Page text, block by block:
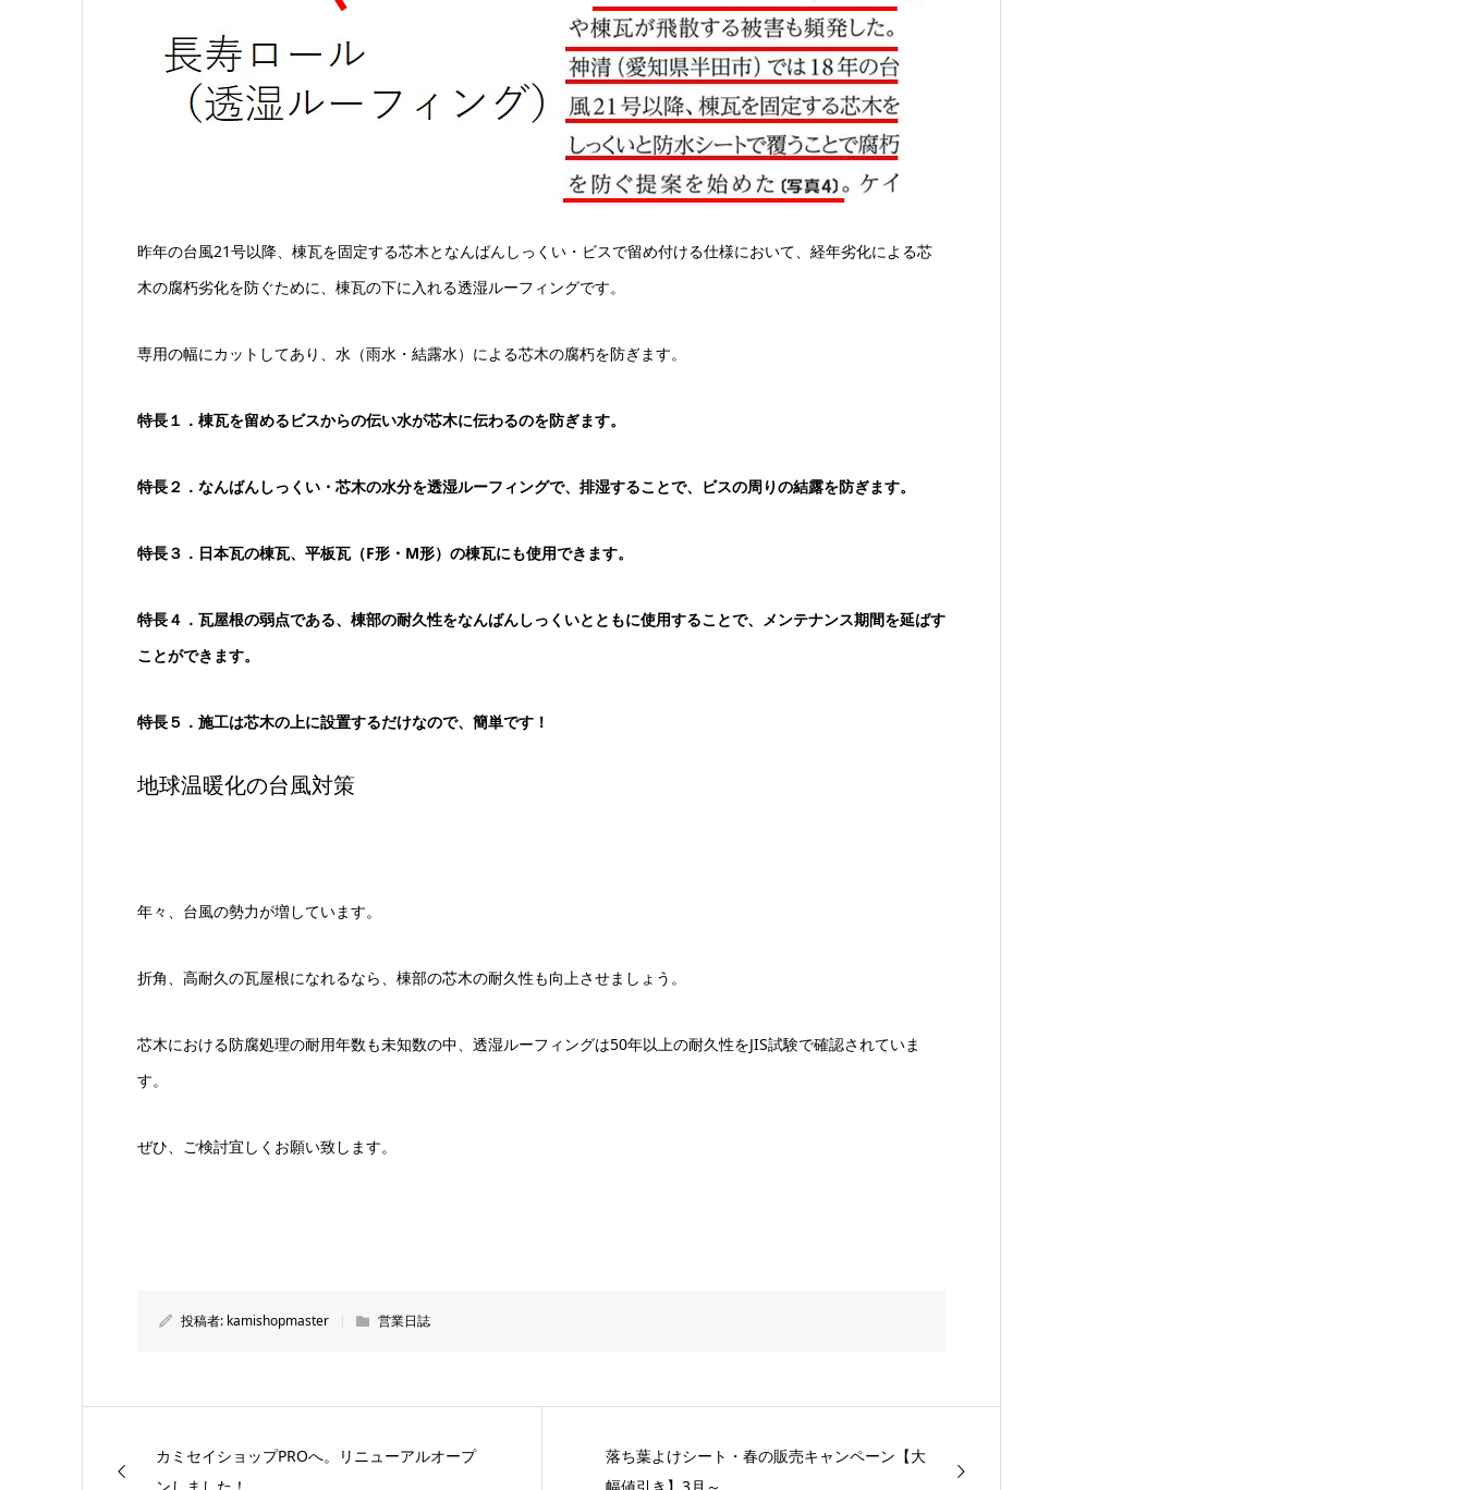
昨年の台風21号以降、棟瓦を固定する芯木となんばんしっくい・ビスで留め付ける仕様において、経年劣化による芯
木の腐朽劣化を防ぐために、棟瓦の下に入れる透湿ルーフィングです。
専用の幅にカットしてあり、水（雨水・結露水）による芯木の腐朽を防ぎます。
特長１．棟瓦を留めるビスからの伝い水が芯木に伝わるのを防ぎます。
特長２．なんばんしっくい・芯木の水分を透湿ルーフィングで、排湿することで、ビスの周りの結露を防ぎます。
特長３．日本瓦の棟瓦、平板瓦（F形・M形）の棟瓦にも使用できます。
特長４．瓦屋根の弱点である、棟部の耐久性をなんばんしっくいとともに使用することで、メンテナンス期間を延ばす
ことができます。
特長５．施工は芯木の上に設置するだけなので、簡単です！
地球温暖化の台風対策
年々、台風の勢力が増しています。
折角、高耐久の瓦屋根になれるなら、棟部の芯木の耐久性も向上させましょう。
芯木における防腐処理の耐用年数も未知数の中、透湿ルーフィングは50年以上の耐久性をJIS試験で確認されていま
す。
ぜひ、ご検討宜しくお願い致します。
投稿者: kamishopmaster 営業日誌
カミセイショップPROへ。リニューアルオープ
ンしました！
落ち葉よけシート・春の販売キャンペーン【大
幅値引き】3月～